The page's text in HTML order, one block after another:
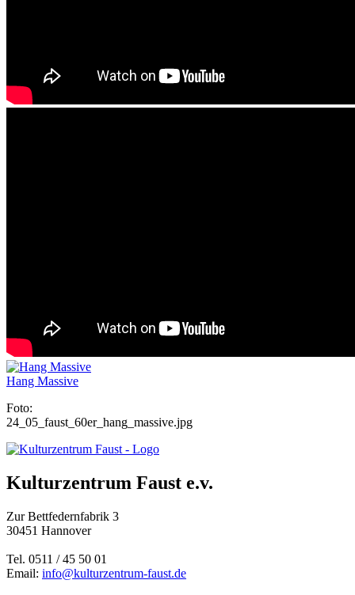
Hang Massive
Foto:
24_05_faust_60er_hang_massive.jpg
Kulturzentrum Faust e.v.
Zur Bettfedernfabrik 3
30451 Hannover
Tel. 0511 / 45 50 01
Email: info@kulturzentrum-faust.de